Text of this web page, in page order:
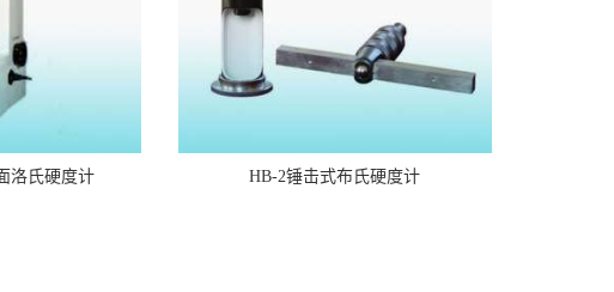
洛氏硬度计 HB-2锤击式布氏硬度计